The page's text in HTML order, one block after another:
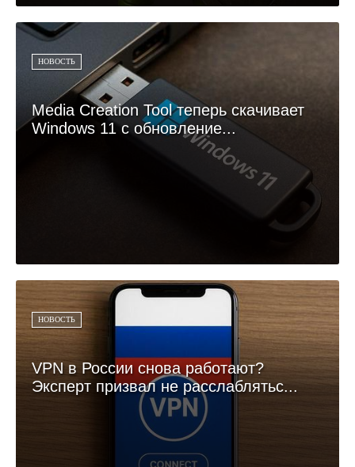
НОВОСТЬ
Media Creation Tool теперь скачивает
Windows 11 с обновление...
НОВОСТЬ
VPN в России снова работают?
Эксперт призвал не расслаблятьс...